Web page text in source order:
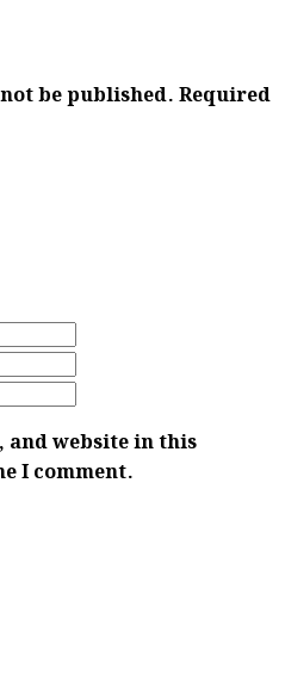
be published. Required
and website in this
I comment.